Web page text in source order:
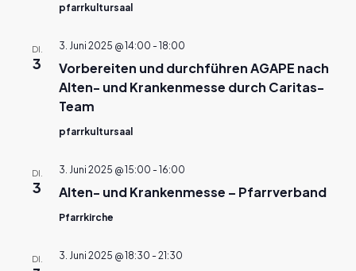
pfarrkultursaal
DI.
3
Vorbereiten und durchführen AGAPE nach
Alten- und Krankenmesse durch Caritas-
Team
3. Juni 2025 @ 14:00 - 18:00
pfarrkultursaal
DI.
3 Alten- und Krankenmesse – Pfarrverband
3. Juni 2025 @ 15:00 - 16:00
Pfarrkirche
DI. 3. Juni 2025 @ 18:30 - 21:30